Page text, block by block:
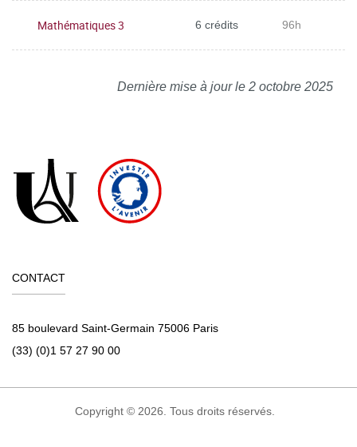
Mathématiques 3 6 crédits 96h
Dernière mise à jour le 2 octobre 2025
CONTACT
85 boulevard Saint-Germain 75006 Paris
(33) (0)1 57 27 90 00
Copyright © 2026. Tous droits réservés.